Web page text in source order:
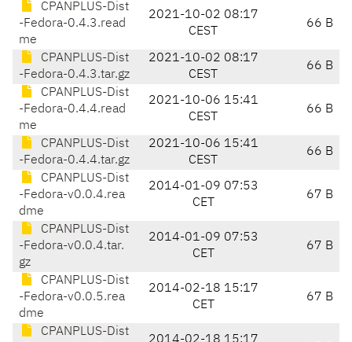
CPANPLUS-Dist
-Fedora-0.4.3.read
me
2021-10-02 08:17
CEST
66 B
CPANPLUS-Dist
-Fedora-0.4.3.tar.gz
2021-10-02 08:17
CEST
66 B
CPANPLUS-Dist
-Fedora-0.4.4.read
me
2021-10-06 15:41
CEST
66 B
CPANPLUS-Dist
-Fedora-0.4.4.tar.gz
2021-10-06 15:41
CEST
66 B
CPANPLUS-Dist
-Fedora-v0.0.4.rea
dme
2014-01-09 07:53
CET
67 B
CPANPLUS-Dist
-Fedora-v0.0.4.tar.
gz
2014-01-09 07:53
CET
67 B
CPANPLUS-Dist
-Fedora-v0.0.5.rea
dme
2014-02-18 15:17
CET
67 B
CPANPLUS-Dist